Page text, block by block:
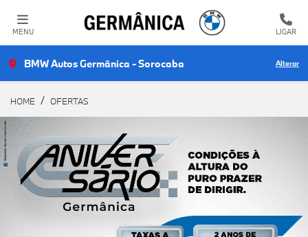
MENU LIGAR
BMW Autos Germânica - Sorocaba Alterar
HOME OFERTAS